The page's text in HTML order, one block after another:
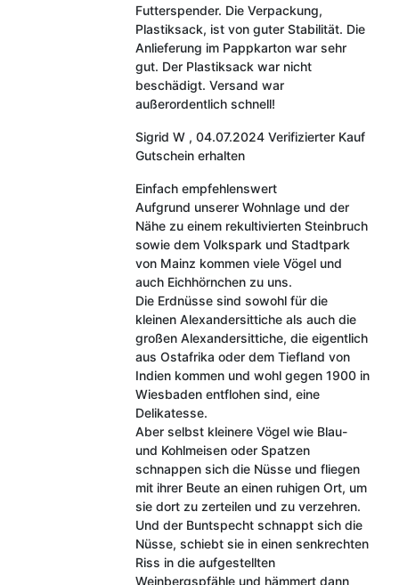
Futterspender. Die Verpackung,
Plastiksack, ist von guter Stabilität. Die
Anlieferung im Pappkarton war sehr
gut. Der Plastiksack war nicht
beschädigt. Versand war
außerordentlich schnell!
Sigrid W , 04.07.2024 Verifizierter Kauf
Gutschein erhalten
Einfach empfehlenswert
Aufgrund unserer Wohnlage und der
Nähe zu einem rekultivierten Steinbruch
sowie dem Volkspark und Stadtpark
von Mainz kommen viele Vögel und
auch Eichhörnchen zu uns.
Die Erdnüsse sind sowohl für die
kleinen Alexandersittiche als auch die
großen Alexandersittiche, die eigentlich
aus Ostafrika oder dem Tiefland von
Indien kommen und wohl gegen 1900 in
Wiesbaden entflohen sind, eine
Delikatesse.
Aber selbst kleinere Vögel wie Blau-
und Kohlmeisen oder Spatzen
schnappen sich die Nüsse und fliegen
mit ihrer Beute an einen ruhigen Ort, um
sie dort zu zerteilen und zu verzehren.
Und der Buntspecht schnappt sich die
Nüsse, schiebt sie in einen senkrechten
Riss in die aufgestellten
Weinbergspfähle und hämmert dann